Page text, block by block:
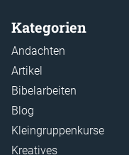
Kategorien
Andachten
Artikel
Bibelarbeiten
Blog
Kleingruppenkurse
Kreatives